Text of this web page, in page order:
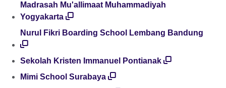
Madrasah Mu'allimaat Muhammadiyah
Yogyakarta
Nurul Fikri Boarding School Lembang Bandung
Sekolah Kristen Immanuel Pontianak
Mimi School Surabaya